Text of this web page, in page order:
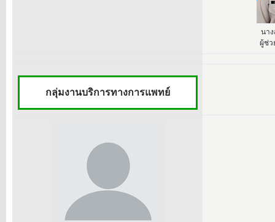
นา
ผู้ช่ว
กลุ่มงานบริการทางการแพทย์